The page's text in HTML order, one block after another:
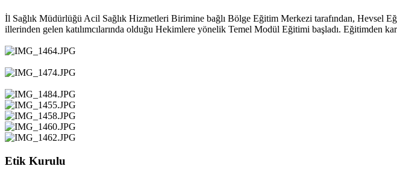
İl Sağlık Müdürlüğü Acil Sağlık Hizmetleri Birimine bağlı Bölge Eğitim Merkezi tarafından, Hevsel
illerinden gelen katılımcılarında olduğu Hekimlere yönelik Temel Modül Eğitimi başladı. Eğitimden
Etik Kurulu